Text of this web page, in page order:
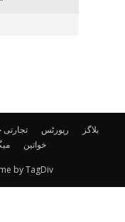
تجارتی رپورٹس
بلاگز
خواتین
by TagDiv